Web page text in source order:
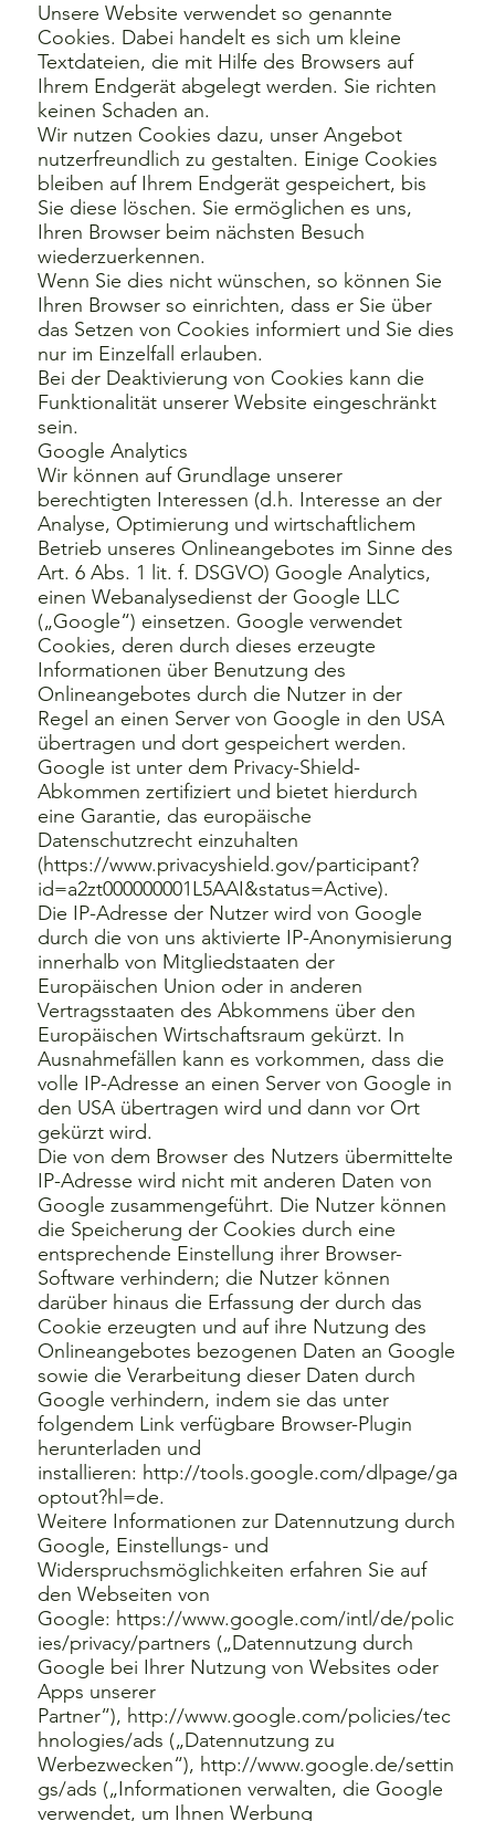
Unsere Website verwendet so genannte
Cookies. Dabei handelt es sich um kleine
Textdateien, die mit Hilfe des Browsers auf
Ihrem Endgerät abgelegt werden. Sie richten
keinen Schaden an.
Wir nutzen Cookies dazu, unser Angebot
nutzerfreundlich zu gestalten. Einige Cookies
bleiben auf Ihrem Endgerät gespeichert, bis
Sie diese löschen. Sie ermöglichen es uns,
Ihren Browser beim nächsten Besuch
wiederzuerkennen.
Wenn Sie dies nicht wünschen, so können Sie
Ihren Browser so einrichten, dass er Sie über
das Setzen von Cookies informiert und Sie dies
nur im Einzelfall erlauben.
Bei der Deaktivierung von Cookies kann die
Funktionalität unserer Website eingeschränkt
sein.
Google Analytics
Wir können auf Grundlage unserer
berechtigten Interessen (d.h. Interesse an der
Analyse, Optimierung und wirtschaftlichem
Betrieb unseres Onlineangebotes im Sinne des
Art. 6 Abs. 1 lit. f. DSGVO) Google Analytics,
einen Webanalysedienst der Google LLC
(„Google“) einsetzen. Google verwendet
Cookies, deren durch dieses erzeugte
Informationen über Benutzung des
Onlineangebotes durch die Nutzer in der
Regel an einen Server von Google in den USA
übertragen und dort gespeichert werden.
Google ist unter dem Privacy-Shield-
Abkommen zertifiziert und bietet hierdurch
eine Garantie, das europäische
Datenschutzrecht einzuhalten
(https://www.privacyshield.gov/participant?
id=a2zt000000001L5AAI&status=Active).
Die IP-Adresse der Nutzer wird von Google
durch die von uns aktivierte IP-Anonymisierung
innerhalb von Mitgliedstaaten der
Europäischen Union oder in anderen
Vertragsstaaten des Abkommens über den
Europäischen Wirtschaftsraum gekürzt. In
Ausnahmefällen kann es vorkommen, dass die
volle IP-Adresse an einen Server von Google in
den USA übertragen wird und dann vor Ort
gekürzt wird.
Die von dem Browser des Nutzers übermittelte
IP-Adresse wird nicht mit anderen Daten von
Google zusammengeführt. Die Nutzer können
die Speicherung der Cookies durch eine
entsprechende Einstellung ihrer Browser-
Software verhindern; die Nutzer können
darüber hinaus die Erfassung der durch das
Cookie erzeugten und auf ihre Nutzung des
Onlineangebotes bezogenen Daten an Google
sowie die Verarbeitung dieser Daten durch
Google verhindern, indem sie das unter
folgendem Link verfügbare Browser-Plugin
herunterladen und
installieren: http://tools.google.com/dlpage/ga
optout?hl=de.
Weitere Informationen zur Datennutzung durch
Google, Einstellungs- und
Widerspruchsmöglichkeiten erfahren Sie auf
den Webseiten von
Google: https://www.google.com/intl/de/polic
ies/privacy/partners („Datennutzung durch
Google bei Ihrer Nutzung von Websites oder
Apps unserer
Partner“), http://www.google.com/policies/tec
hnologies/ads („Datennutzung zu
Werbezwecken“), http://www.google.de/settin
gs/ads („Informationen verwalten, die Google
verwendet, um Ihnen Werbung